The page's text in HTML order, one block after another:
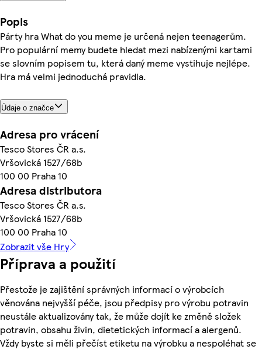
Popis
Párty hra What do you meme je určená nejen teenagerům.
Pro populární memy budete hledat mezi nabízenými kartami
se slovním popisem tu, která daný meme vystihuje nejlépe.
Hra má velmi jednoduchá pravidla.
Údaje o značce
Adresa pro vrácení
Tesco Stores ČR a.s.
Vršovická 1527/68b
100 00 Praha 10
Adresa distributora
Tesco Stores ČR a.s.
Vršovická 1527/68b
100 00 Praha 10
Zobrazit vše Hry
Příprava a použití
Přestože je zajištění správných informací o výrobcích
věnována nejvyšší péče, jsou předpisy pro výrobu potravin
neustále aktualizovány tak, že může dojít ke změně složek
potravin, obsahu živin, dietetických informací a alergenů.
Vždy byste si měli přečíst etiketu na výrobku a nespoléhat se